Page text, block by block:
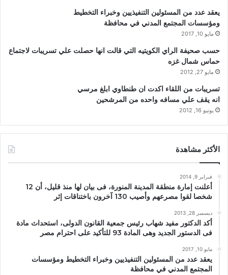
يعقد عدد من المسئولين التنفيذيين وخبراء التخطيط
ومؤسسات المجتمع المدني في محافظة
مايو 10, 2017
حسب صحيفة الراي الكويتيه التي قالت انها حصلت علي تسريبات لاجتماع
حماس شمال غزه
مايو 27, 2012
تسريبات من اللقاء اكدت ان طنطاوي ابلغ مرسي
انه يقف علي مسافه واحده من المرشحين
يونيو 16, 2012
الأكثر مشاهدة
فبراير 9, 2014
أعلنت إمارة منطقة المدينة المنورة، فى بيان لها منذ قليل، أن 12
شخصا لقوا مصرعهم وأصيب 130 آخرون باختناقات إثر
ديسمبر 28, 2013
أكد الدكتور مفيد شهاب رئيس جمعية القانون الدولى، استحداث مادة
فى الدستور الجديد وهى المادة 93 للتأكيد على احترام مصر
مايو 10, 2017
يعقد عدد من المسئولين التنفيذيين وخبراء التخطيط ومؤسسات
المجتمع المدني في محافظة